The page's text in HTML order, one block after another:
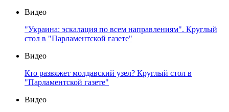
Видео
"Украина: эскалация по всем направлениям". Круглый
стол в "Парламентской газете"
Видео
Кто развяжет молдавский узел? Круглый стол в
"Парламентской газете"
Видео